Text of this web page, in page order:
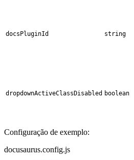
docsPluginId string
dropdownActiveClassDisabled boolean
Configuração de exemplo:
docusaurus.config.js